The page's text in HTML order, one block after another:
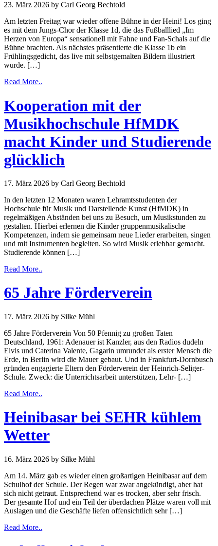
23. März 2026 by Carl Georg Bechtold
Am letzten Freitag war wieder offene Bühne in der Heini! Los ging
es mit dem Jungs-Chor der Klasse 1d, die das Fußballlied „Im
Herzen von Europa“ sensationell mit Fahne und Fan-Schals auf die
Bühne brachten. Als nächstes präsentierte die Klasse 1b ein
Frühlingsgedicht, das live mit selbstgemalten Bildern illustriert
wurde. […]
Read More..
Kooperation mit der
Musikhochschule HfMDK
macht Kinder und Studierende
glücklich
17. März 2026 by Carl Georg Bechtold
In den letzten 12 Monaten waren Lehramtsstudenten der
Hochschule für Musik und Darstellende Kunst (HfMDK) in
regelmäßigen Abständen bei uns zu Besuch, um Musikstunden zu
gestalten. Hierbei erlernen die Kinder gruppenmusikalische
Kompetenzen, indem sie gemeinsam neue Lieder erarbeiten, singen
und mit Instrumenten begleiten. So wird Musik erlebbar gemacht.
Studierende können […]
Read More..
65 Jahre Förderverein
17. März 2026 by Silke Mühl
65 Jahre Förderverein Von 50 Pfennig zu großen Taten
Deutschland, 1961: Adenauer ist Kanzler, aus den Radios dudeln
Elvis und Caterina Valente, Gagarin umrundet als erster Mensch die
Erde, in Berlin wird die Mauer gebaut. Und in Frankfurt-Dornbusch
gründen engagierte Eltern den Förderverein der Heinrich-Seliger-
Schule. Zweck: die Unterrichtsarbeit unterstützen, Lehr- […]
Read More..
Heinibasar bei SEHR kühlem
Wetter
16. März 2026 by Silke Mühl
Am 14. März gab es wieder einen großartigen Heinibasar auf dem
Schulhof der Schule. Der Regen war zwar angekündigt, aber hat
sich nicht getraut. Entsprechend war es trocken, aber sehr frisch.
Der gesamte Hof und ein Teil der überdachen Plätze waren voll mit
Auslagen und die Geschäfte liefen offensichtlich sehr […]
Read More..